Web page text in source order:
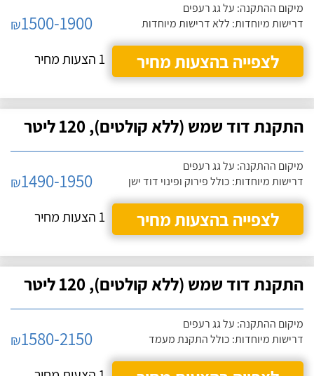
מיקום ההתקנה: על גג רעפים
דרישות מיוחדות: ללא דרישות מיוחדות
₪1500-1900
לצפייה בהצעות מחיר
1 הצעות מחיר
התקנת דוד שמש (ללא קולטים), 120 ליטר
מיקום ההתקנה: על גג רעפים
דרישות מיוחדות: כולל פירוק ופינוי דוד ישן
₪1490-1950
לצפייה בהצעות מחיר
1 הצעות מחיר
התקנת דוד שמש (ללא קולטים), 120 ליטר
מיקום ההתקנה: על גג רעפים
דרישות מיוחדות: כולל התקנת מעמד
₪1580-2150